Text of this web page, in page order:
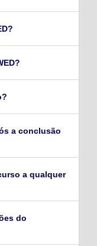
a conclusão
a qualquer
do